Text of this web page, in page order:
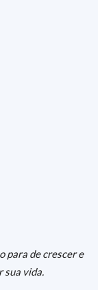
para de crescer e
sua vida.